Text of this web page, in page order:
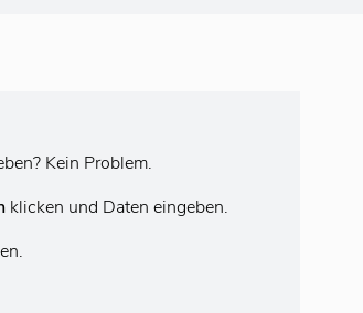
Kein Problem.
klicken und Daten eingeben.